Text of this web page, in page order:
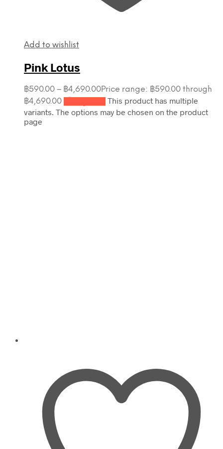
Add to wishlist
Pink Lotus
฿590.00 – ฿4,690.00Price range: ฿590.00 through
฿4,690.00
This product has multiple
variants. The options may be chosen on the product
page